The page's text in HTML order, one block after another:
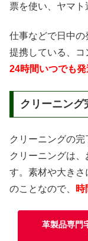
票を使い、ヤマト
仕事などで日中
提携している、コ
24時間いつでも
クリーニング
クリーニングの
クリーニングは
す。素材や大きさ
のことなので、
時
革製品専門